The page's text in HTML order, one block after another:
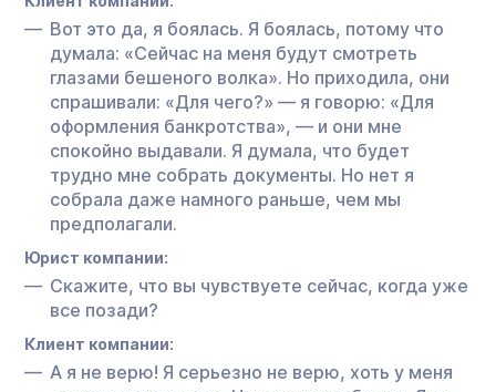
Вот это да, я боялась. Я боялась, потому что
думала: «Сейчас на меня будут смотреть
глазами бешеного волка». Но приходила, они
спрашивали: «Для чего?» — я говорю: «Для
оформления банкротства», — и они мне
спокойно выдавали. Я думала, что будет
трудно мне собрать документы. Но нет я
собрала даже намного раньше, чем мы
предполагали.
Юрист компании:
Скажите, что вы чувствуете сейчас, когда уже
все позади?
Клиент компании:
А я не верю! Я серьезно не верю, хоть у меня